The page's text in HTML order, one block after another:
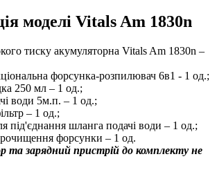
моделі Vitals Am 1830n
тиску акумуляторна Vitals Am 1830n –
форсунка-розпилювач 6в1 - 1 од.;
250 мл – 1 од.;
води 5м.п. – 1 од.;
– 1 од.;
під'єднання шланга подачі води – 1 од.;
форсунки – 1 од.
та зарядний пристрій до комплекту не